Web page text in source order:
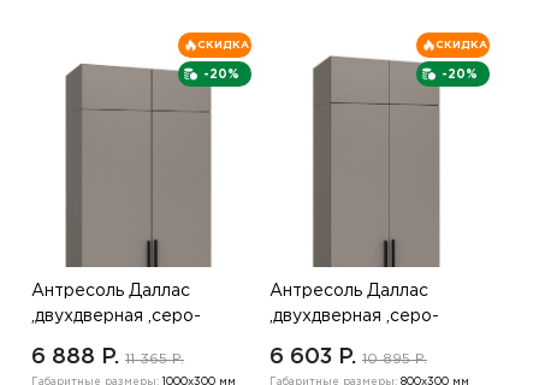
-20%
СКИДКА
Антресоль Даллас
,двухдверная ,серо-
6 888 P. 11 365 P.
Габаритные размеры:
1000х300 мм
-20%
СКИДКА
Антресоль Даллас
,двухдверная ,серо-
6 603 P. 10 895 P.
Габаритные размеры: 800х300 мм